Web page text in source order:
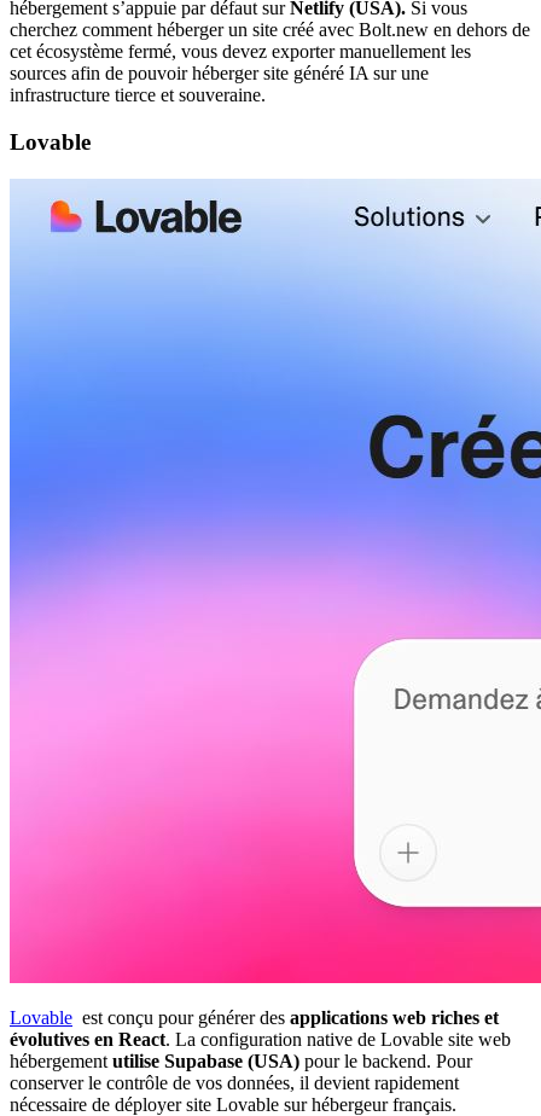
hébergement s’appuie par défaut surNetlify (USA). Si vous
cherchez comment héberger un site créé avec Bolt.new en dehors de
cet écosystème fermé, vous devez exporter manuellement les
sources afin de pouvoir héberger site généré IA sur une
infrastructure tierce et souveraine.
Lovable
Lovable est conçu pour générer des applications web riches et
évolutives en React. La configuration native de Lovable site web
hébergement utilise Supabase (USA) pour le backend. Pour
conserver le contrôle de vos données, il devient rapidement
nécessaire de déployer site Lovable sur hébergeur français.